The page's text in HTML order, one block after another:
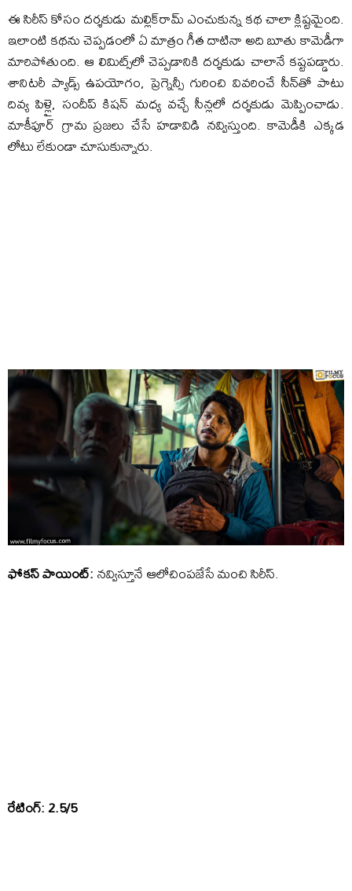
ఈ సిరీస్ కోసం ద‌ర్శ‌కుడు మ‌ల్లిక్‌రామ్ ఎంచుకున్న క‌థ చాలా క్లిష్ట‌మైంది.
ఇలాంటి క‌థ‌ను చెప్ప‌డంలో ఏ మాత్రం గీత దాటినా అది బూతు కామెడీగా
మారిపోతుంది. ఆ లిమిట్స్‌లో చెప్ప‌డానికి ద‌ర్శ‌కుడు చాలానే క‌ష్ట‌ప‌డ్డారు.
శానిట‌రీ ప్యాడ్స్ ఉప‌యోగం, ప్రెగ్నెన్సీ గురించి వివ‌రించే సీన్‌తో పాటు
దివ్య పిళ్లై, సందీప్ కిష‌న్ మ‌ధ్య వ‌చ్చే సీన్ల‌లో ద‌ర్శ‌కుడు మెప్పించాడు.
మాకీపూర్ గ్రామ ప్ర‌జ‌లు చేసే హ‌డావిడి న‌వ్విస్తుంది. కామెడీకి ఎక్క‌డ
లోటు లేకుండా చూసుకున్నారు.
ఫోక‌స్ పాయింట్‌:న‌వ్విస్తూనే ఆలోచింప‌జేసే మంచి సిరీస్‌.
రేటింగ్: 2.5/5